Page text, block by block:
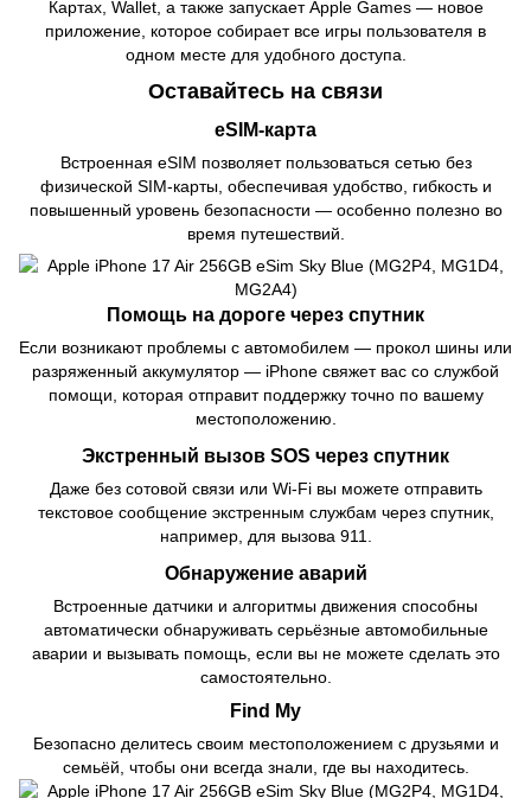
Картах, Wallet, а также запускает Apple Games — новое
приложение, которое собирает все игры пользователя в
одном месте для удобного доступа.
Оставайтесь на связи
eSIM-карта
Встроенная eSIM позволяет пользоваться сетью без
физической SIM-карты, обеспечивая удобство, гибкость и
повышенный уровень безопасности — особенно полезно во
время путешествий.
Помощь на дороге через спутник
Если возникают проблемы с автомобилем — прокол шины или
разряженный аккумулятор — iPhone свяжет вас со службой
помощи, которая отправит поддержку точно по вашему
местоположению.
Экстренный вызов SOS через спутник
Даже без сотовой связи или Wi-Fi вы можете отправить
текстовое сообщение экстренным службам через спутник,
например, для вызова 911.
Обнаружение аварий
Встроенные датчики и алгоритмы движения способны
автоматически обнаруживать серьёзные автомобильные
аварии и вызывать помощь, если вы не можете сделать это
самостоятельно.
Find My
Безопасно делитесь своим местоположением с друзьями и
семьёй, чтобы они всегда знали, где вы находитесь.